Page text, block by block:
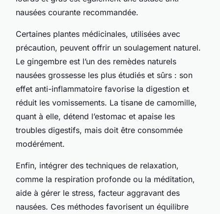
nausées courante recommandée.
Certaines plantes médicinales, utilisées avec
précaution, peuvent offrir un soulagement naturel.
Le gingembre est l’un des remèdes naturels
nausées grossesse les plus étudiés et sûrs : son
effet anti-inflammatoire favorise la digestion et
réduit les vomissements. La tisane de camomille,
quant à elle, détend l’estomac et apaise les
troubles digestifs, mais doit être consommée
modérément.
Enfin, intégrer des techniques de relaxation,
comme la respiration profonde ou la méditation,
aide à gérer le stress, facteur aggravant des
nausées. Ces méthodes favorisent un équilibre